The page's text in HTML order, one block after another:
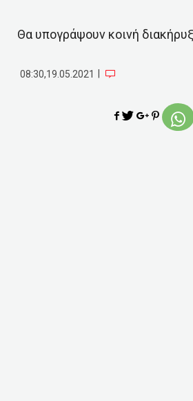
Θα υπογράψουν κοινή
08:30,19.05.2021